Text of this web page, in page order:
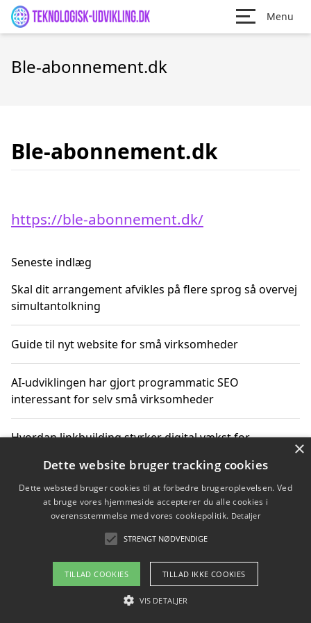
Menu
Ble-abonnement.dk
Ble-abonnement.dk
https://ble-abonnement.dk/
Seneste indlæg
Skal dit arrangement afvikles på flere sprog så overvej
simultantolkning
Guide til nyt website for små virksomheder
AI-udviklingen har gjort programmatic SEO
interessant for selv små virksomheder
Hvordan linkbuilding styrker digital vækst for
Sådan har udviklingen inden for genbrug af elektronik
ændret sig
Copyright 2026 - Pilanto Aps
Om / kontakt
×
Dette website bruger tracking cookies
Dette websted bruger cookies til at forbedre brugeroplevelsen. Ved
at bruge vores hjemmeside accepterer du alle cookies i
overensstemmelse med vores cookiepolitik. Detaljer
STRENGT NØDVENDIGE
TILLAD COOKIES TILLAD IKKE COOKIES
VIS DETALJER